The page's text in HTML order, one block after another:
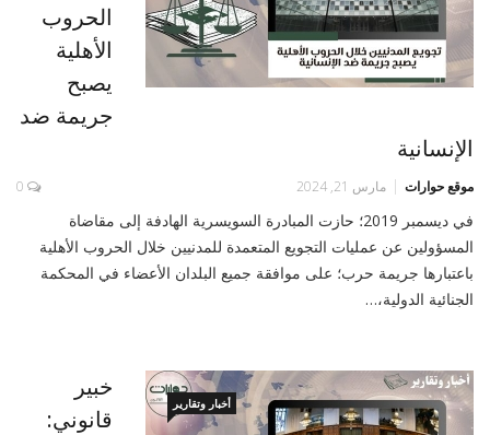
الحروب
الأهلية
يصبح
جريمة ضد
الإنسانية
موقع حوارات مارس 21, 2024 0
في ديسمبر 2019؛ حازت المبادرة السويسرية الهادفة إلى مقاضاة
المسؤولين عن عمليات التجويع المتعمدة للمدنيين خلال الحروب الأهلية
باعتبارها جريمة حرب؛ على موافقة جميع البلدان الأعضاء في المحكمة
الجنائية الدولية،…
أخبار وتقارير
خبير
قانوني: